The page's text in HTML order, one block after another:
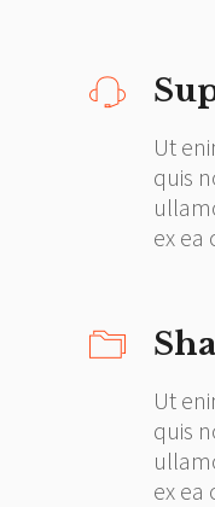
Ut
quis
ex
Ut
quis
ex